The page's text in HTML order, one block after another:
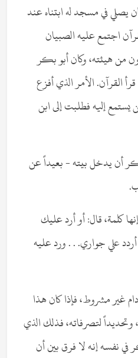
في مسجد له ابتناه عند
اجتمع عليه الصبيان
من هيئته، وكان أبو بكر
القرآن. الأمر الذي أفزع
إليه فطلبت إلى ابن
أن يدخل بيته - بعيداً عن
كلمة، قال: أو أرد عليك
علي جواري. . . ورد عليه
غير مشروط، فإذا كان هذا
وتحديداً لتصرفاته، فذلك الذي
نفسه إنه لا فرق بين أن